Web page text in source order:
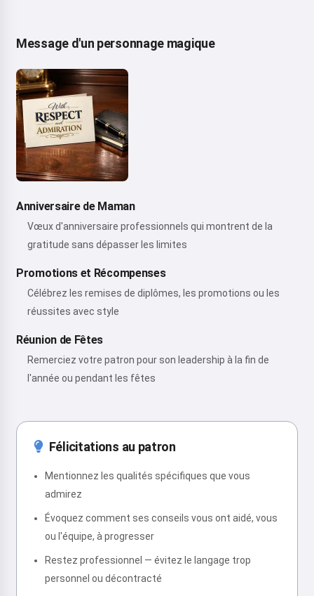
Message d'un personnage magique
Anniversaire de Maman
Vœux d'anniversaire professionnels qui montrent de la
gratitude sans dépasser les limites
Promotions et Récompenses
Célébrez les remises de diplômes, les promotions ou les
réussites avec style
Réunion de Fêtes
Remerciez votre patron pour son leadership à la fin de
l'année ou pendant les fêtes
Félicitations au patron
Mentionnez les qualités spécifiques que vous
admirez
Évoquez comment ses conseils vous ont aidé, vous
ou l'équipe, à progresser
Restez professionnel — évitez le langage trop
personnel ou décontracté